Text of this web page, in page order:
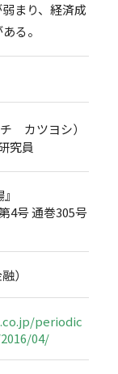
まり、経済成
る。
カツヨシ）
究員
4号 通巻305号
）
periodic
04/